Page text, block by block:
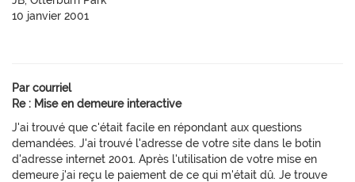
10 janvier 2001
Par courriel
Re : Mise en demeure interactive
J'ai trouvé que c'était facile en répondant aux questions
demandées. J'ai trouvé l'adresse de votre site dans le botin
d'adresse internet 2001. Après l'utilisation de votre mise en
demeure j'ai reçu le paiement de ce qui m'était dû. Je trouve